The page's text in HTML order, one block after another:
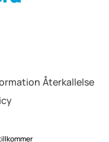
Återkallelse